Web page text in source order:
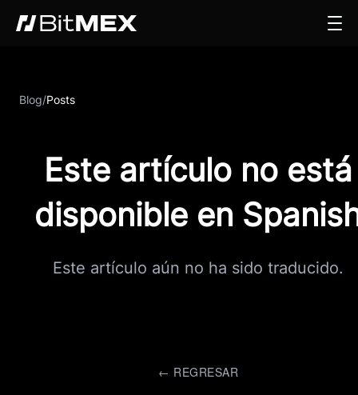
Blog/Posts
Este artículo no está
disponible en
Este artículo aún no ha sido traducido.
← REGRESAR